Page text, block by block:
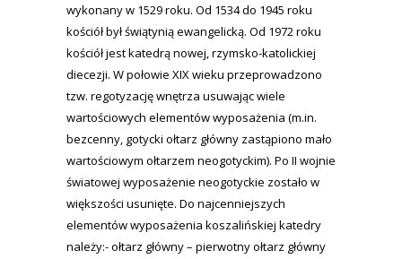
wykonany w 1529 roku. Od 1534 do 1945 roku
kościół był świątynią ewangelicką. Od 1972 roku
kościół jest katedrą nowej, rzymsko-katolickiej
diecezji. W połowie XIX wieku przeprowadzono
tzw. regotyzację wnętrza usuwając wiele
wartościowych elementów wyposażenia (m.in.
bezcenny, gotycki ołtarz główny zastąpiono mało
wartościowym ołtarzem neogotyckim). Po II wojnie
światowej wyposażenie neogotyckie zostało w
większości usunięte. Do najcenniejszych
elementów wyposażenia koszalińskiej katedry
należy:- ołtarz główny – pierwotny ołtarz główny